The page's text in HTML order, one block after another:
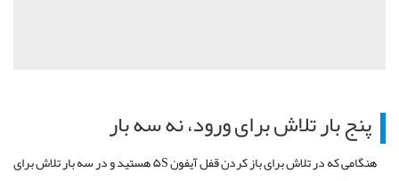
پنج بار تلاش برای ورود، نه سه بار
هنگامی که در تلاش برای باز کردن قفل آیفون ۵S هستید و در سه بار تلاش برای